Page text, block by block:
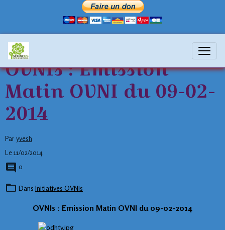
OVNIs : Emission
Matin OVNI du 09-02-
2014
Par yvesh
Le 11/02/2014
0
Dans Initiatives OVNIs
OVNIs : Emission Matin OVNI du 09-02-2014